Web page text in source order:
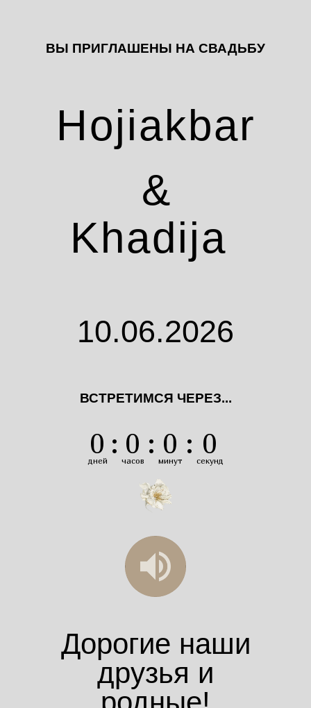
Khadija
Hojiakbar
10.06.2026
ВЫ ПРИГЛАШЕНЫ НА СВАДЬБУ
ВСТРЕТИМСЯ ЧЕРЕЗ...
&
0
дней
: 0
часов
: 0
минут
: 0
секунд
Дорогие наши
друзья и